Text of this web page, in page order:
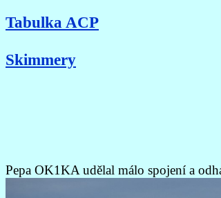
Tabulka ACP
Skimmery
Pepa OK1KA udělal málo spojení a